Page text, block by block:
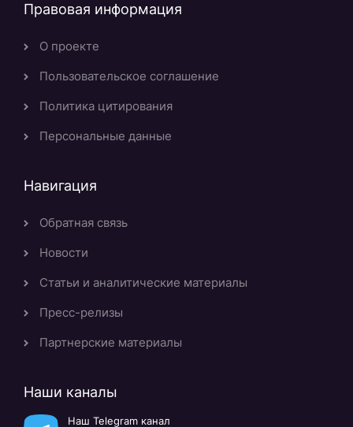
Правовая информация
О проекте
Пользовательское соглашение
Политика цитирования
Персональные данные
Навигация
Обратная связь
Новости
Статьи и аналитические материалы
Пресс-релизы
Партнерские материалы
Наши каналы
Наш Telegram канал